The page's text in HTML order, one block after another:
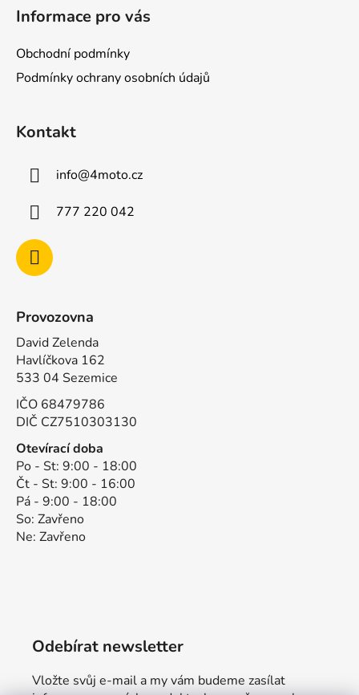
Informace pro vás
Obchodní podmínky
Podmínky ochrany osobních údajů
Kontakt
info@4moto.cz
777 220 042
Provozovna
David Zelenda
Havlíčkova 162
533 04 Sezemice
IČO 68479786
DIČ CZ7510303130
Otevírací doba
Po - St: 9:00 - 18:00
Čt - St: 9:00 - 16:00
Pá - 9:00 - 18:00
So: Zavřeno
Ne: Zavřeno
Odebírat newsletter
Vložte svůj e-mail a my vám budeme zasílat